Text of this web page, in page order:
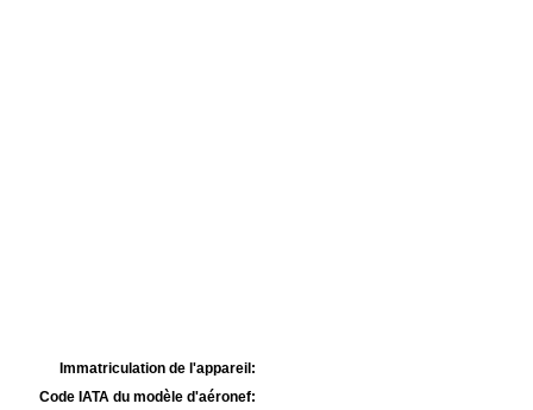
Immatriculation de l'appareil:
Code IATA du modèle d'aéronef: